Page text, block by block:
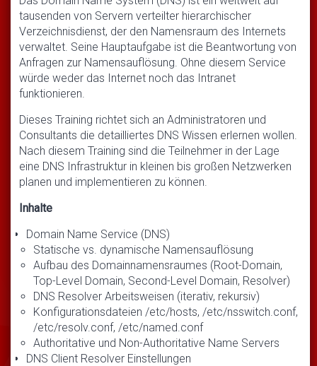
tausenden von Servern verteilter hierarchischer
Verzeichnisdienst, der den Namensraum des Internets
verwaltet. Seine Hauptaufgabe ist die Beantwortung von
Anfragen zur Namensauflösung. Ohne diesem Service
würde weder das Internet noch das Intranet
funktionieren.
Dieses Training richtet sich an Administratoren und
Consultants die detailliertes DNS Wissen erlernen wollen.
Nach diesem Training sind die Teilnehmer in der Lage
eine DNS Infrastruktur in kleinen bis großen Netzwerken
planen und implementieren zu können.
Inhalte
Domain Name Service (DNS)
Statische vs. dynamische Namensauflösung
Aufbau des Domainnamensraumes (Root-Domain,
Top-Level Domain, Second-Level Domain, Resolver)
DNS Resolver Arbeitsweisen (iterativ, rekursiv)
Konfigurationsdateien /etc/hosts, /etc/nsswitch.conf,
/etc/resolv.conf, /etc/named.conf
Authoritative und Non-Authoritative Name Servers
DNS Client Resolver Einstellungen